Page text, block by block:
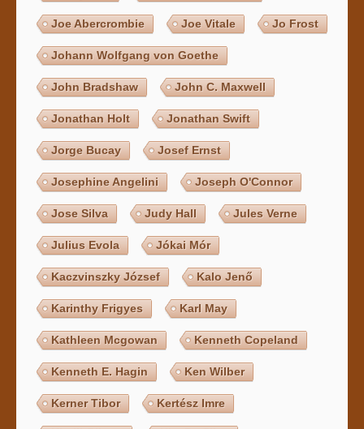
Joe Abercrombie Joe Vitale Jo Frost
Johann Wolfgang von Goethe
John Bradshaw John C. Maxwell
Jonathan Holt Jonathan Swift
Jorge Bucay Josef Ernst
Josephine Angelini Joseph O'Connor
Jose Silva Judy Hall Jules Verne
Julius Evola Jókai Mór
Kaczvinszky József Kalo Jenő
Karinthy Frigyes Karl May
Kathleen Mcgowan Kenneth Copeland
Kenneth E. Hagin Ken Wilber
Kerner Tibor Kertész Imre